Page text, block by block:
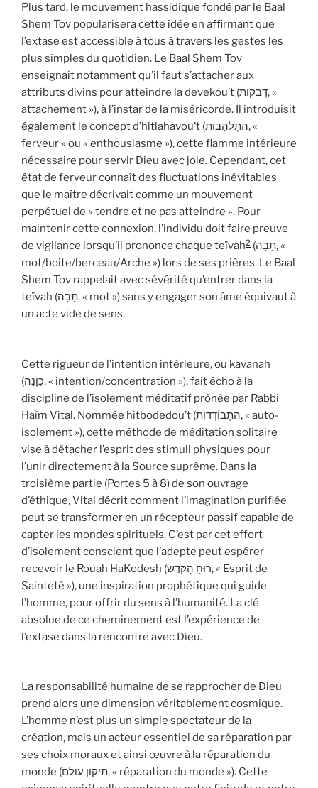
Plus tard, le mouvement hassidique fondé par le Baal
Shem Tov popularisera cette idée en affirmant que
l’extase est accessible à tous à travers les gestes les
plus simples du quotidien. Le Baal Shem Tov
enseignait notamment qu’il faut s’attacher aux
attributs divins pour atteindre la devekou’t (דְּבֵקוּת, «
attachement »), à l’instar de la miséricorde. Il introduisit
également le concept d’hitlahavou’t (הִתְלַהֲבוּת, «
ferveur » ou « enthousiasme »), cette flamme intérieure
nécessaire pour servir Dieu avec joie. Cependant, cet
état de ferveur connaît des fluctuations inévitables
que le maître décrivait comme un mouvement
perpétuel de « tendre et ne pas atteindre ». Pour
maintenir cette connexion, l’individu doit faire preuve
de vigilance lorsqu’il prononce chaque teïvah2 (תֵּבָה, «
mot/boite/berceau/Arche ») lors de ses prières. Le Baal
Shem Tov rappelait avec sévérité qu’entrer dans la
teïvah (תֵּבָה, « mot ») sans y engager son âme équivaut à
un acte vide de sens.
Cette rigueur de l’intention intérieure, ou kavanah
(כַּוָּנָה, « intention/concentration »), fait écho à la
discipline de l’isolement méditatif prônée par Rabbi
Haïm Vital. Nommée hitbodedou’t (הִתְבּוֹדְדוּת, « auto-
isolement »), cette méthode de méditation solitaire
vise à détacher l’esprit des stimuli physiques pour
l’unir directement à la Source suprême. Dans la
troisième partie (Portes 5 à 8) de son ouvrage
d’éthique, Vital décrit comment l’imagination purifiée
peut se transformer en un récepteur passif capable de
capter les mondes spirituels. C’est par cet effort
d’isolement conscient que l’adepte peut espérer
recevoir le Rouah HaKodesh (רוּחַ הַקֹּדֶשׁ, « Esprit de
Sainteté »), une inspiration prophétique qui guide
l’homme, pour offrir du sens à l’humanité. La clé
absolue de ce cheminement est l’expérience de
l’extase dans la rencontre avec Dieu.
La responsabilité humaine de se rapprocher de Dieu
prend alors une dimension véritablement cosmique.
L’homme n’est plus un simple spectateur de la
création, mais un acteur essentiel de sa réparation par
ses choix moraux et ainsi œuvre à la réparation du
monde (תיקון עולם, « réparation du monde »). Cette